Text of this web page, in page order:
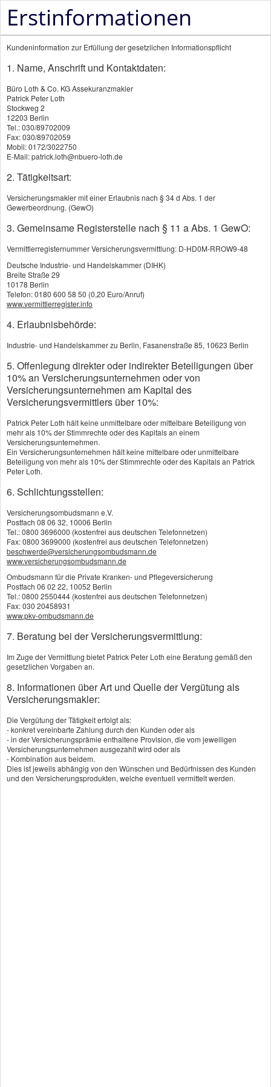
Pflegerente
Private Pflegerente schließt Ihre
Vorsorgelücke
Die gesetzliche Pflegeversicherung deckt die
tatsächlichen Pflegekosten oft nur zum Teil. Als
Pflegebedürftiger zahlen Sie nicht selten hunderte
oder sogar tausende Euro selbst dazu. Mit einer
privaten Pflegerente können Sie sich gegen dieses
Risiko wirksam schützen. Das Modell ist einfach:
Ab Vertragsbeginn leisten Sie einen monatlichen
Versicherungsbeitrag. Sobald Sie pflegebedürftig
werden, erhalten Sie vom Versicherer jeden Monat
die vereinbarte Pflegerente.
Über die Pflegerente können Sie frei verfügen
Private Pflegerente bekommen Sie immer
zusätzlich zur gesetzlichen Versorgung. Sie
können frei über das Geld verfügen und davon
beispielsweise Ihren persönlichen Eigenanteil im
Pflegeheim finanzieren oder Angehörige
entlohnen, von denen Sie in den eigenen vier
Wänden versorgt werden. Volle Pflegerente
bekommen Sie bei Pflegegrad 5, in niedrigeren
Pflegegraden erhalten Sie je nach Anbieter und
Tarif anteilige Leistungen. Denken Sie daran: Je
jünger Sie in die private Pflegerente einsteigen,
desto günstiger ist der Monatsbeitrag.
Vergleich und Angebot
Pflegerentenversicherung
Wir erstellen Ihnen gerne ein Vergleichsangebot.
Erstinformationen
Kundeninformation zur Erfüllung der gesetzlichen Informationspflicht
1. Name, Anschrift und Kontaktdaten:
Büro Loth & Co. KG Assekuranzmakler
Patrick Peter Loth
Stockweg 2
12203 Berlin
Tel.: 030/89702009
Fax: 030/89702059
Mobil: 0172/3022750
E-Mail: patrick.loth@nbuero-loth.de
2. Tätigkeitsart:
Versicherungsmakler mit einer Erlaubnis nach § 34 d Abs. 1 der
Gewerbeordnung. (GewO)
3. Gemeinsame Registerstelle nach § 11 a Abs. 1 GewO:
Vermittlerregisternummer Versicherungsvermittlung: D-HD0M-RROW9-48
Deutsche Industrie- und Handelskammer (DIHK)
Breite Straße 29
10178 Berlin
Telefon: 0180 600 58 50 (0,20 Euro/Anruf)
www.vermittlerregister.info
4. Erlaubnisbehörde:
Industrie- und Handelskammer zu Berlin, Fasanenstraße 85, 10623 Berlin
5. Offenlegung direkter oder indirekter Beteiligungen über
10% an Versicherungsunternehmen oder von
Versicherungsunternehmen am Kapital des
Versicherungsvermittlers über 10%:
Patrick Peter Loth hält keine unmittelbare oder mittelbare Beteiligung von
mehr als 10% der Stimmrechte oder des Kapitals an einem
Versicherungsunternehmen.
Ein Versicherungsunternehmen hält keine mittelbare oder unmittelbare
Beteiligung von mehr als 10% der Stimmrechte oder des Kapitals an Patrick
Peter Loth.
6. Schlichtungsstellen:
Versicherungsombudsmann e.V.
Postfach 08 06 32, 10006 Berlin
Tel.: 0800 3696000 (kostenfrei aus deutschen Telefonnetzen)
Fax: 0800 3699000 (kostenfrei aus deutschen Telefonnetzen)
beschwerde@versicherungsombudsmann.de
www.versicherungsombudsmann.de
Ombudsmann für die Private Kranken- und Pflegeversicherung
Postfach 06 02 22, 10052 Berlin
Tel.: 0800 2550444 (kostenfrei aus deutschen Telefonnetzen)
Fax: 030 20458931
www.pkv-ombudsmann.de
7. Beratung bei der Versicherungsvermittlung:
Im Zuge der Vermittlung bietet Patrick Peter Loth eine Beratung gemäß den
gesetzlichen Vorgaben an.
8. Informationen über Art und Quelle der Vergütung als
Versicherungsmakler:
Die Vergütung der Tätigkeit erfolgt als:
- konkret vereinbarte Zahlung durch den Kunden oder als
- in der Versicherungsprämie enthaltene Provision, die vom jeweiligen
Versicherungsunternehmen ausgezahlt wird oder als
- Kombination aus beidem.
Dies ist jeweils abhängig von den Wünschen und Bedürfnissen des Kunden
und den Versicherungsprodukten, welche eventuell vermittelt werden.